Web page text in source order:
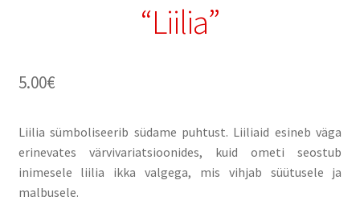
“Liilia”
5.00€
Liilia sümboliseerib südame puhtust. Liiliaid esineb väga
erinevates värvivariatsioonides, kuid ometi seostub
inimesele liilia ikka valgega, mis vihjab süütusele ja
malbusele.